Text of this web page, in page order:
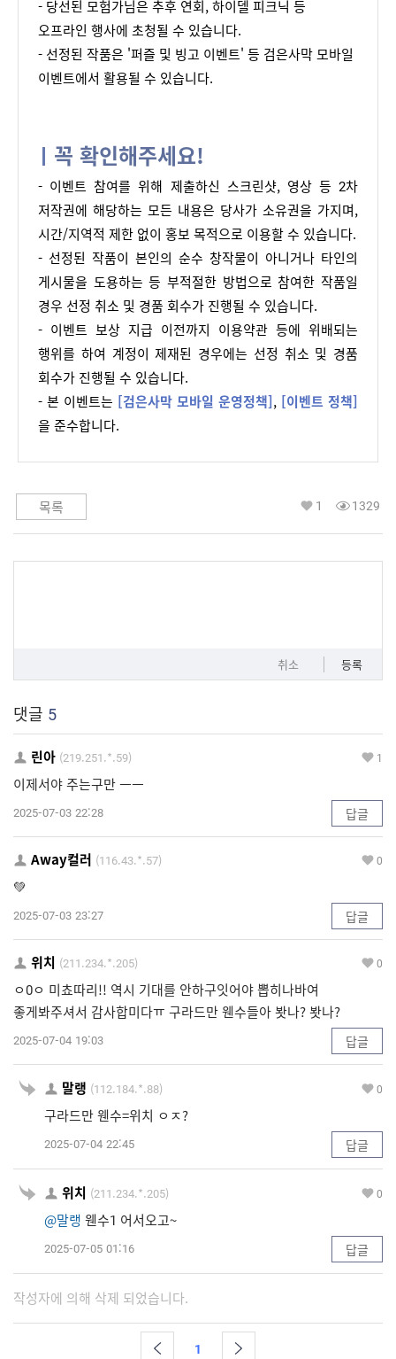
- 당선된 모험가님은 추후 연회, 하이델 피크닉 등
오프라인 행사에 초청될 수 있습니다.
- 선정된 작품은 '퍼즐 및 빙고 이벤트' 등 검은사막 모바일
이벤트에서 활용될 수 있습니다.
꼭 확인해주세요!
- 이벤트 참여를 위해 제출하신 스크린샷, 영상 등 2차
저작권에 해당하는 모든 내용은 당사가 소유권을 가지며,
시간/지역적 제한 없이 홍보 목적으로 이용할 수 있습니다.
- 선정된 작품이 본인의 순수 창작물이 아니거나 타인의
게시물을 도용하는 등 부적절한 방법으로 참여한 작품일
경우 선정 취소 및 경품 회수가 진행될 수 있습니다.
- 이벤트 보상 지급 이전까지 이용약관 등에 위배되는
행위를 하여 계정이 제재된 경우에는 선정 취소 및 경품
회수가 진행될 수 있습니다.
- 본 이벤트는 [검은사막 모바일 운영정책], [이벤트 정책]
을 준수합니다.
목록 1 1329
취소 등록
댓글 5
린아 (219.251.*.59) 1
이제서야 주는구만 ㅡㅡ
2025-07-03 22:28 답글
Away컬러 (116.43.*.57) 0
💚
2025-07-03 23:27 답글
위치 (211.234.*.205) 0
ㅇ0ㅇ 미쵸따리!! 역시 기대를 안하구잇어야 뽑히나바여
좋게봐주셔서 감사합미다ㅠ 구라드만 웬수들아 봣나? 봣나?
2025-07-04 19:03 답글
말랭 (112.184.*.88) 0
구라드만 웬수=위치 ㅇㅈ?
2025-07-04 22:45 답글
위치 (211.234.*.205) 0
@말랭 웬수1 어서오고~
2025-07-05 01:16 답글
작성자에 의해 삭제 되었습니다.
1